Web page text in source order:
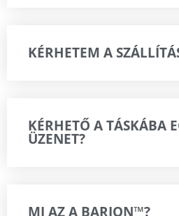
KÉRHETEM A
KÉRHETŐ A TÁSKÁBA
ÜZENET?
MI AZ A BARION™?